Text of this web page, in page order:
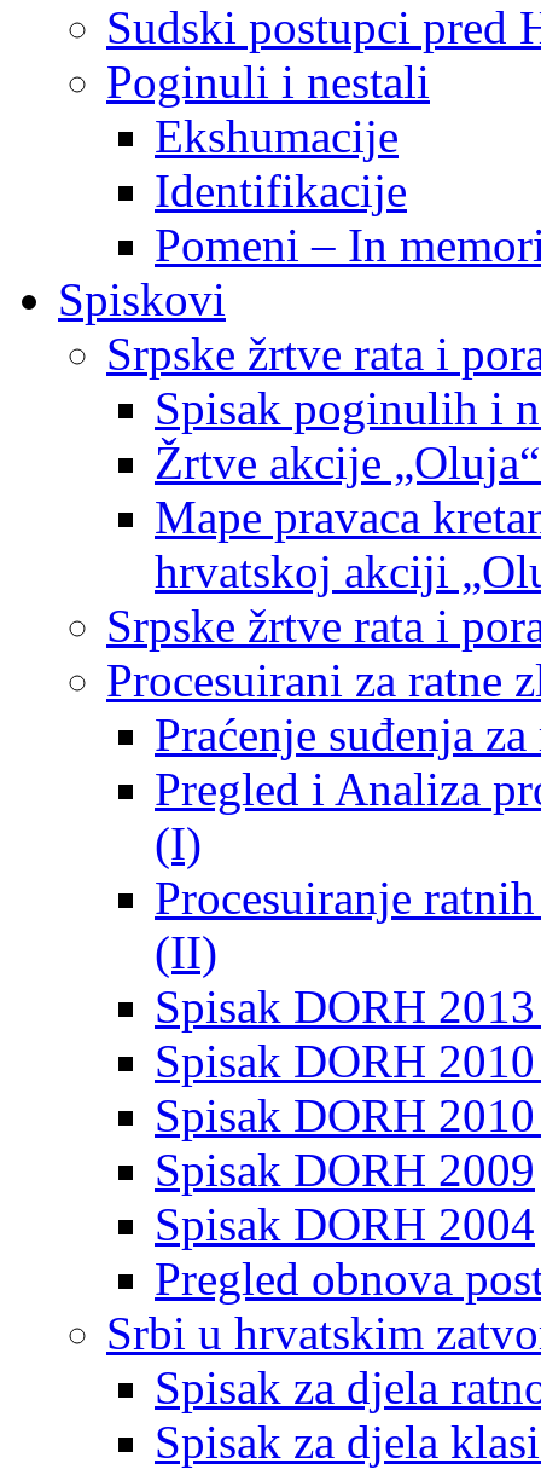
Sudski postupci pred
Poginuli i nestali
Ekshumacije
Identifikacije
Pomeni – In
Spiskovi
Srpske žrtve rata i
Spisak poginulih i
Žrtve akcije
Mape pravaca
hrvatskoj akciji
Srpske žrtve rata i
Procesuirani za ratne
Praćenje suđenja
Pregled i Analiza
(I)
Procesuiranje
(II)
Spisak DORH
Spisak DORH
Spisak DORH
Spisak DORH 2009
Spisak DORH 2004
Pregled obnova
Srbi u hrvatskim
Spisak za djela
Spisak za djela